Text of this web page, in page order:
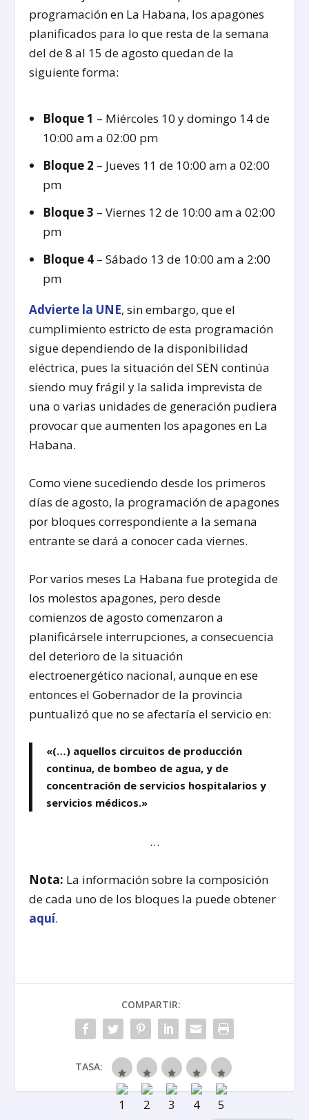
programación en La Habana, los apagones
planificados para lo que resta de la semana
del de 8 al 15 de agosto quedan de la
siguiente forma:
Bloque 1 – Miércoles 10 y domingo 14 de
10:00 am a 02:00 pm
Bloque 2 – Jueves 11 de 10:00 am a 02:00
pm
Bloque 3 – Viernes 12 de 10:00 am a 02:00
pm
Bloque 4– Sábado 13 de 10:00 am a 2:00
pm
Advierte la UNE, sin embargo, que el
cumplimiento estricto de esta programación
sigue dependiendo de la disponibilidad
eléctrica, pues la situación del SEN continúa
siendo muy frágil y la salida imprevista de
una o varias unidades de generación pudiera
provocar que aumenten los apagones en La
Habana.
Como viene sucediendo desde los primeros
días de agosto, la programación de apagones
por bloques correspondiente a la semana
entrante se dará a conocer cada viernes.
Por varios meses La Habana fue protegida de
los molestos apagones, pero desde
comienzos de agosto comenzaron a
planificársele interrupciones, a consecuencia
del deterioro de la situación
electroenergético nacional, aunque en ese
entonces el Gobernador de la provincia
puntualizó que no se afectaría el servicio en:
«(…) aquellos circuitos de producción
continua, de bombeo de agua, y de
concentración de servicios hospitalarios y
servicios médicos.»
…
Nota: La información sobre la composición
de cada uno de los bloques la puede obtener
aquí.
COMPARTIR:
TASA: